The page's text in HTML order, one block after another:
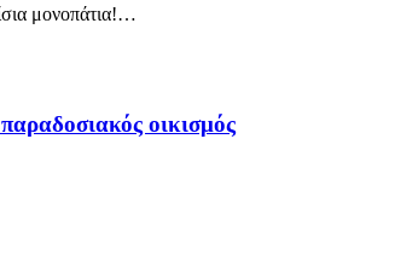
μονοπάτια!…
οικισμός